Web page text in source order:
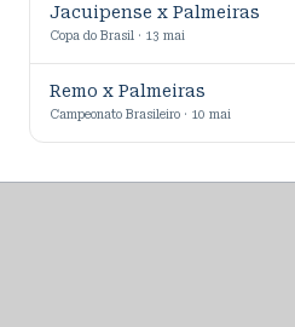
Jacuipense x Palmeiras
Copa do Brasil · 13 mai
Remo x Palmeiras
Campeonato Brasileiro · 10 mai